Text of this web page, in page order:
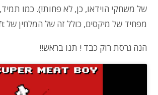
של משחקי הוידאו, כן, לא פחות!). כמו
מפחיד של מיקסים, כולל זה של המלחין של Minecraft!
הנה גרסת רוק כבד ! תנו בראש!!